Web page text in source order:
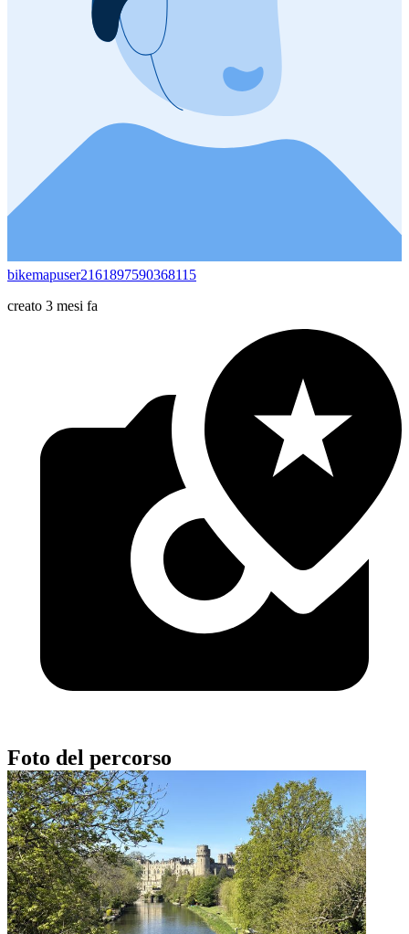
bikemapuser2161897590368115
creato 3 mesi fa
Foto del percorso